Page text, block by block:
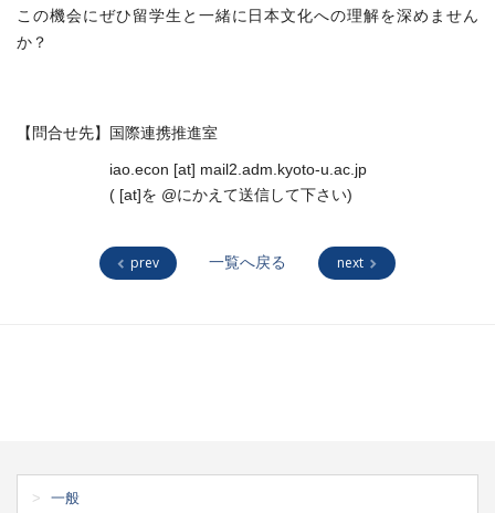
この機会にぜひ留学生と一緒に日本文化への理解を深めません
か？
【問合せ先】国際連携推進室
iao.econ [at] mail2.adm.kyoto-u.ac.jp
( [at]を @にかえて送信して下さい)
prev 一覧へ戻る next
一般